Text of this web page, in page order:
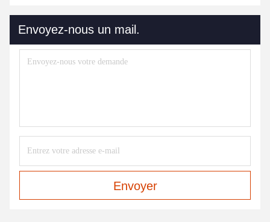
Envoyez-nous un mail.
Envoyer